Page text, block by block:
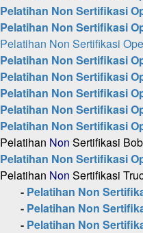
Pelatihan Non Sertifikasi
Pelatihan Non Sertifikasi
Pelatihan Non Sertifikasi
Pelatihan Non Sertifikasi
Pelatihan Non Sertifikasi
Pelatihan Non Sertifikasi
Pelatihan Non Sertifikasi
Pelatihan Non Sertifikasi
Pelatihan Non Sertifikasi
Pelatihan Non Sertifikasi
Pelatihan Non Sertifikasi
- Pelatihan Non
- Pelatihan Non
- Pelatihan Non